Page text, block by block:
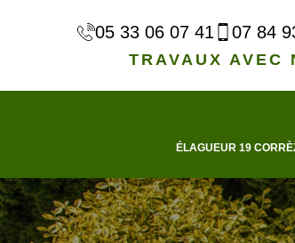
05 33 06 07 41 07 84
TRAVAUX AVEC
ÉLAGUEUR 19